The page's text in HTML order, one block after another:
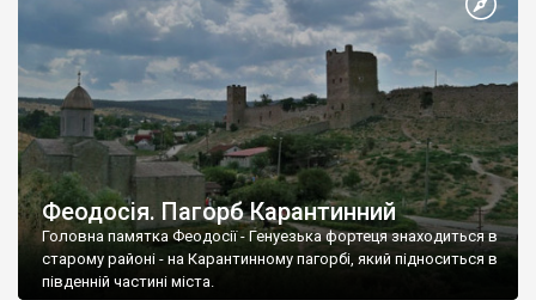
Феодосія. Пагорб Карантинний
Головна памятка Феодосії - Генуезька фортеця знаходиться в
старому районі - на Карантинному пагорбі, який підноситься в
південній частині міста.